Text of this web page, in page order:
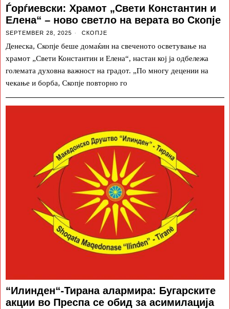
Ѓорѓиевски: Храмот „Свети Константин и
Елена“ – ново светло на верата во Скопје
SEPTEMBER 28, 2025 СКОПЈЕ
Денеска, Скопје беше домаќин на свеченото осветување на
храмот „Свети Константин и Елена“, настан кој ја одбележа
големата духовна важност на градот. „По многу децении на
чекање и борба, Скопје повторно го
“Илинден“-Тирана алармира: Бугарските
акции во Преспа се обид за асимилација